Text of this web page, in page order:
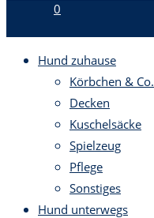
0
Hund zuhause
Körbchen & Co.
Decken
Kuschelsäcke
Spielzeug
Pflege
Sonstiges
Hund unterwegs